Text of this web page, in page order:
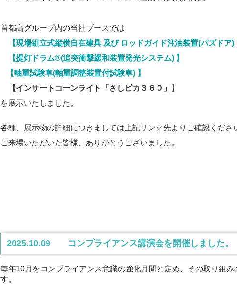
首都高グループ内の当社ブースでは
【現場組立式縦横自在建具 及び ロッドガイド注油装置(パズドア)
【提灯ドラム®(追突衝撃緩和装置発光システム) 】
【軸重試験車(軸重調整装置付試験車) 】
【インサートコーンライト「さしピカ３６０」】
を展示いたしました。
各種、展示物の詳細につきましては上記リンク先よりご確認くださ
ご来場いただいた皆様、ありがとうございました。
2025.10.09 コンプライアンス講演会を開催しました。
毎年10月をコンプライアンス意識の強化月間と定め、その取り組
す。